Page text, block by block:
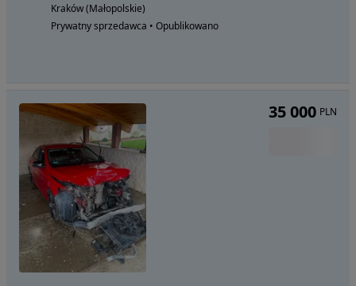
Kraków (Małopolskie)
Prywatny sprzedawca • Opublikowano
35 000 PLN